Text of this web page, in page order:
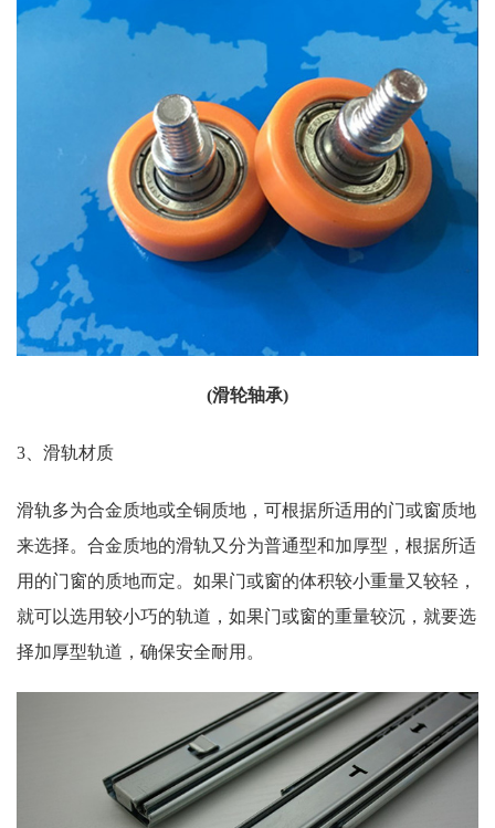
(滑轮轴承)
3、滑轨材质
滑轨多为合金质地或全铜质地，可根据所适用的门或窗质地
来选择。合金质地的滑轨又分为普通型和加厚型，根据所适
用的门窗的质地而定。如果门或窗的体积较小重量又较轻，
就可以选用较小巧的轨道，如果门或窗的重量较沉，就要选
择加厚型轨道，确保安全耐用。